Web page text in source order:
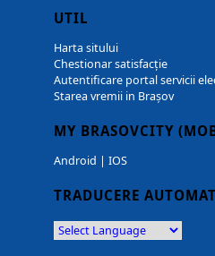
UTIL
Harta sitului
Chestionar satisfacție
Autentificare portal servicii
Starea vremii in Brașov
MY BRASOVCITY
Android | IOS
TRADUCERE